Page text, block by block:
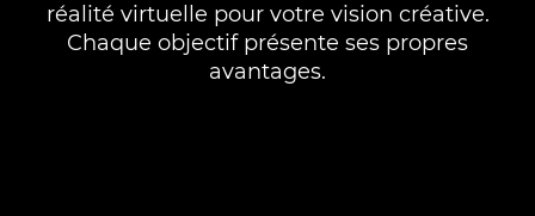
réalité virtuelle pour votre vision créative.
Chaque objectif présente ses propres
avantages.